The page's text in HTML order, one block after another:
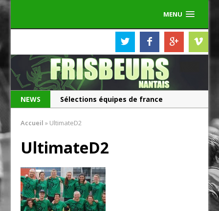
MENU
NEWS
Sélections équipes de france
Accueil » UltimateD2
UltimateD2